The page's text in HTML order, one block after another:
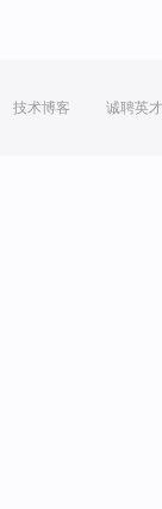
技术博客 诚聘英才